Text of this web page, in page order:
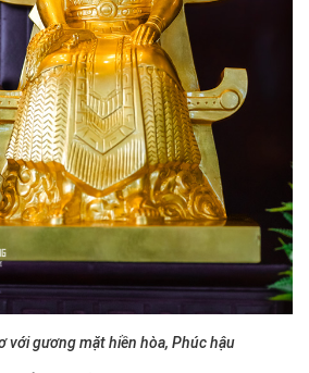
với gương mặt hiền hòa, Phúc hậu